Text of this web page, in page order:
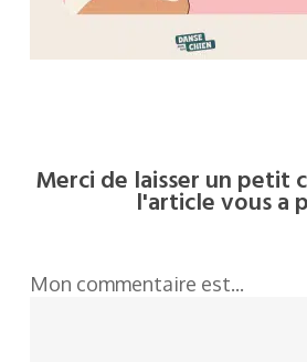
Merci de laisser un petit
l'article vous a
Mon commentaire est...